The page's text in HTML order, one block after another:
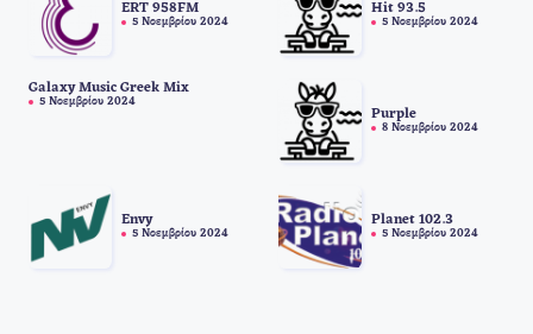
ERT 958FM
5 Νοεμβρίου 2024
Hit 93.5
5 Νοεμβρίου 2024
Galaxy Music Greek Mix
5 Νοεμβρίου 2024
Purple
8 Νοεμβρίου 2024
Envy
5 Νοεμβρίου 2024
Planet 102.3
5 Νοεμβρίου 2024